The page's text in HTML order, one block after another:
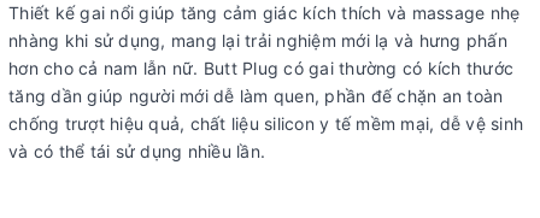
Thiết kế gai nổi giúp tăng cảm giác kích thích và massage nhẹ
nhàng khi sử dụng, mang lại trải nghiệm mới lạ và hưng phấn
hơn cho cả nam lẫn nữ. Butt Plug có gai thường có kích thước
tăng dần giúp người mới dễ làm quen, phần đế chặn an toàn
chống trượt hiệu quả, chất liệu silicon y tế mềm mại, dễ vệ sinh
và có thể tái sử dụng nhiều lần.